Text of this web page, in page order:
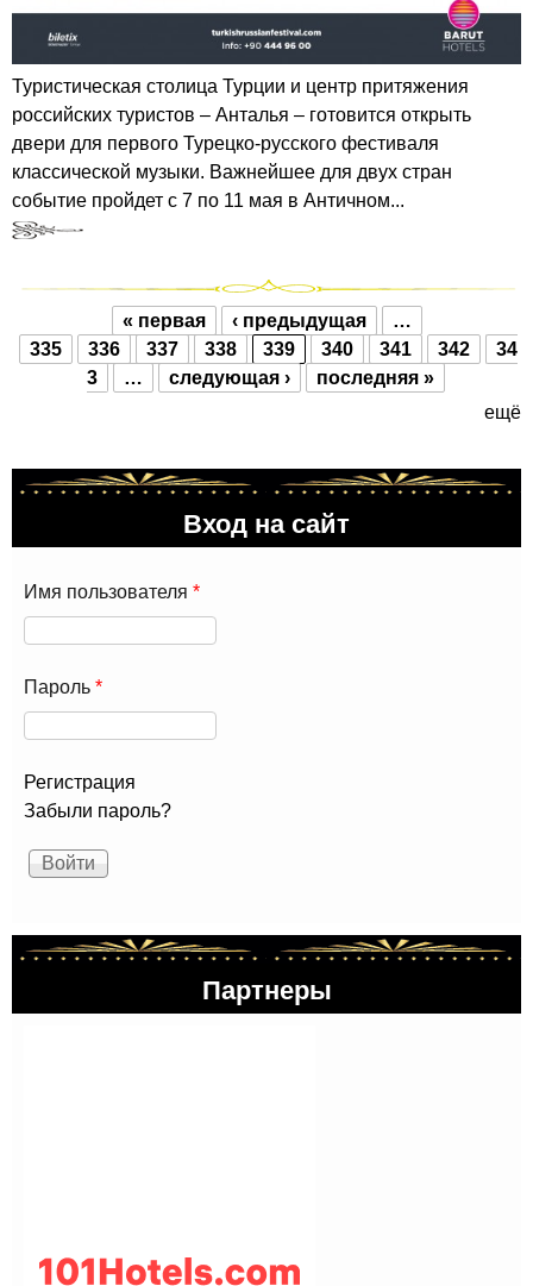
Туристическая столица Турции и центр притяжения
российских туристов – Анталья – готовится открыть
двери для первого Турецко-русского фестиваля
классической музыки. Важнейшее для двух стран
событие пройдет с 7 по 11 мая в Античном...
Страницы
« первая ‹ предыдущая
…
335
336 337 338 339 340 341 342
34
3
… следующая ›
последняя »
ещё
Вход на сайт
Имя пользователя *
Пароль *
Регистрация
Забыли пароль?
Партнеры